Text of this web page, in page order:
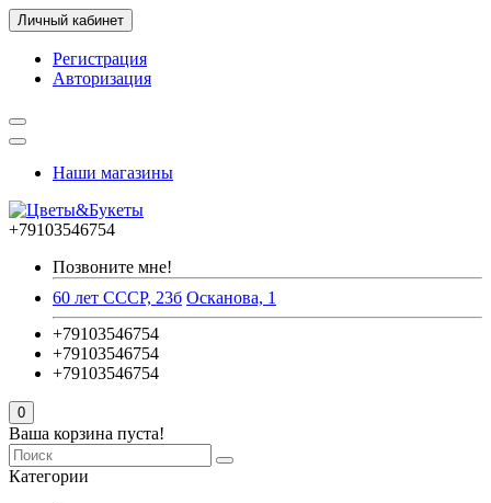
Личный кабинет
Регистрация
Авторизация
Наши магазины
+79103546754
Позвоните мне!
60 лет СССР, 23б Осканова, 1
+79103546754
+79103546754
+79103546754
0
Ваша корзина пуста!
Категории